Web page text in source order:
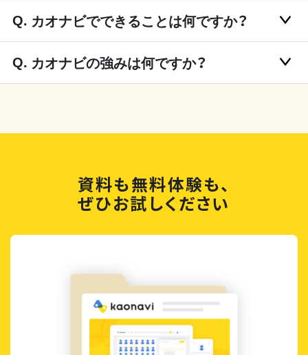
カオナビでできることは何ですか？
カオナビの強みは何ですか？
資料も無料体験も、
ぜひお試しください